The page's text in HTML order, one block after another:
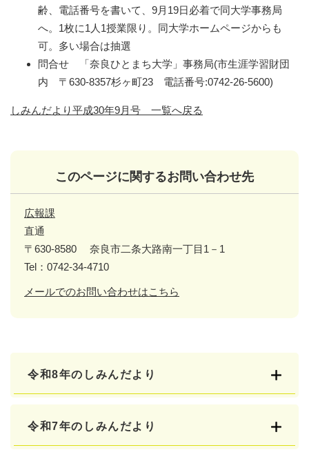
齢、電話番号を書いて、9月19日必着で同大学事務局
へ。1枚に1人1授業限り。同大学ホームページからも
可。多い場合は抽選
問合せ 「奈良ひとまち大学」事務局(市生涯学習財団
内 〒630-8357杉ヶ町23 電話番号:0742-26-5600)
しみんだより平成30年9月号 一覧へ戻る
このページに関するお問い合わせ先
広報課
直通
〒630-8580
奈良市二条大路南一丁目1－1
Tel：0742-34-4710
メールでのお問い合わせはこちら
令和8年のしみんだより
令和7年のしみんだより